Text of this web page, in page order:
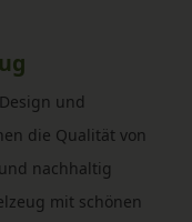
und
die Qualität von
nachhaltig
mit schönen